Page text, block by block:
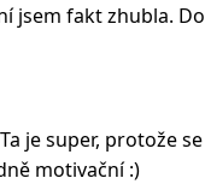
jsem fakt zhubla. Do
je super, protože se
motivační :)